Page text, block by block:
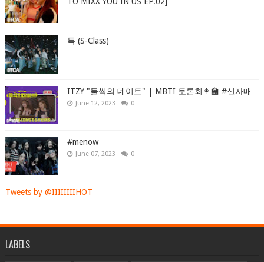
특 (S-Class)
ITZY "둘씩의 데이트" | MBTI 토론회👩‍🏫 #신자매
June 12, 2023 0
#menow
June 07, 2023 0
Tweets by @IIIIIIIIHOT
LABELS